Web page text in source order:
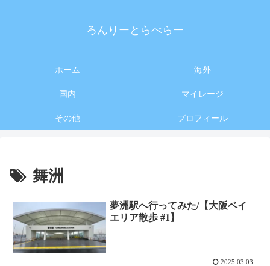
ろんりーとらべらー
ホーム 海外
国内 マイレージ
その他 プロフィール
舞洲
夢洲駅へ行ってみた/【大阪ベイ
エリア散歩 #1】
2025.03.03